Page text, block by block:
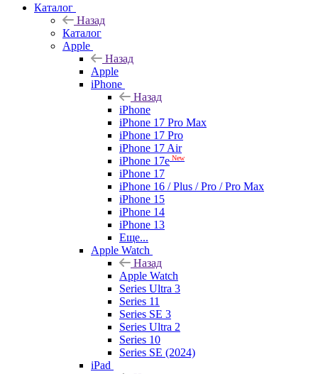
Каталог
Назад
Каталог
Apple
Назад
Apple
iPhone
Назад
iPhone
iPhone 17 Pro Max
iPhone 17 Pro
iPhone 17 Air
iPhone 17e New
iPhone 17
iPhone 16 / Plus / Pro / Pro Max
iPhone 15
iPhone 14
iPhone 13
Еще...
Apple Watch
Назад
Apple Watch
Series Ultra 3
Series 11
Series SE 3
Series Ultra 2
Series 10
Series SE (2024)
iPad